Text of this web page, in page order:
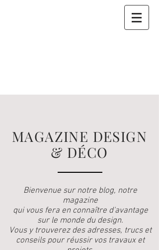
MAGAZINE DESIGN
& DÉCO
Bienvenue sur notre blog, notre
magazine
qui vous fera en connaître d'avantage
sur le monde du design.
Vous y trouverez des adresses, trucs et
conseils pour réussir vos travaux et